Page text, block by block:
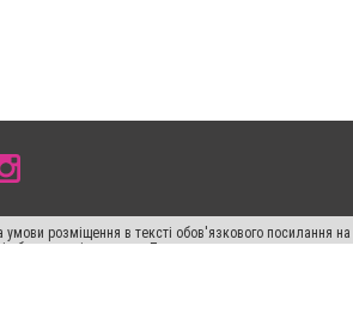
розміщення в тексті обов'язкового
або в якості джерела. Порушення виняткових прав